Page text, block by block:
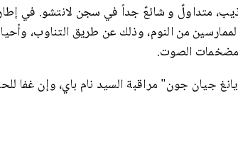
متداولٌ و شائعٌ جداً في سجن لانتشو. في
من النوم، وذلك عن طريق التناوب،
مضخمات الصوت.
جيان جون" مراقبة السيد نام باي، وإن غفا